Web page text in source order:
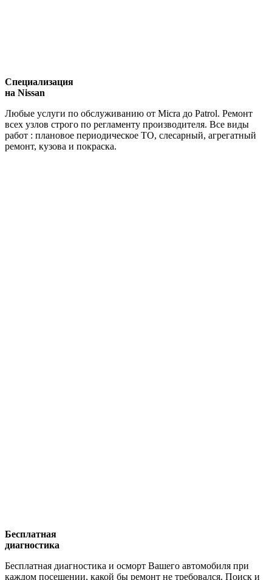
Специализация
на Nissan
Любые услуги по обслуживанию от Micra до Patrol. Ремонт
всех узлов строго по регламенту производителя. Все виды
работ : плановое периодическое ТО, слесарный, агрегатный
ремонт, кузова и покраска.
Бесплатная
диагностика
Бесплатная диагностика и осморт Вашего автомобиля при
каждом посещении, какой бы ремонт не требовался. Поиск и